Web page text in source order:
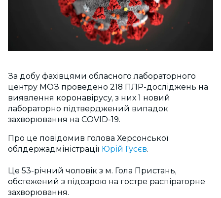
За добу фахівцями обласного лабораторного
центру МОЗ проведено 218 ПЛР-досліджень на
виявлення коронавірусу, з них 1 новий
лабораторно підтверджений випадок
захворювання на COVID-19.
Про це повідомив голова Херсонської
облдержадміністрації Юрій Гусєв.
Це 53-річний чоловік з м. Гола Пристань,
обстежений з підозрою на гостре распіраторне
захворювання.